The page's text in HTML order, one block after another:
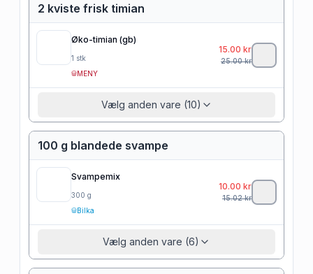
2 kviste frisk timian
Øko-timian (gb)
1 stk
MENY
15.00 kr
25.00kr
Vælg anden vare (10)
100 g blandede svampe
Svampemix
300 g
Bilka
10.00 kr
15.02kr
Vælg anden vare (6)